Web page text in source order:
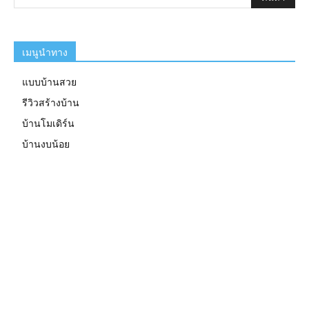
เมนูนำทาง
แบบบ้านสวย
รีวิวสร้างบ้าน
บ้านโมเดิร์น
บ้านงบน้อย